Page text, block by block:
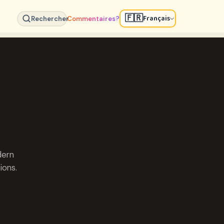
RechercherCommentaires? 🇫🇷Français